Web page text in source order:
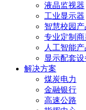
液晶监视器
工业显示器
智慧校园产
专业定制商
人工智能产
显示配套设
解决方案
煤炭电力
金融银行
高速公路